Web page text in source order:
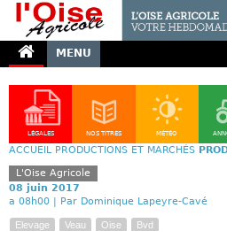
MENU
LÉGALES NOS TITRES MÉTÉO
ACCUEIL PRODUCTIONS ET MARCHÉS
L'Oise Agricole
08 juin 2017
a 08h00 | Par Dominique Lapeyre-Cavé
Elevage Veau Oise Bvd